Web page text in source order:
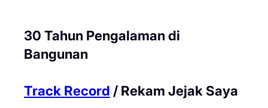
30 Tahun Pengalaman di
Bangunan
Track Record / Rekam Jejak Saya